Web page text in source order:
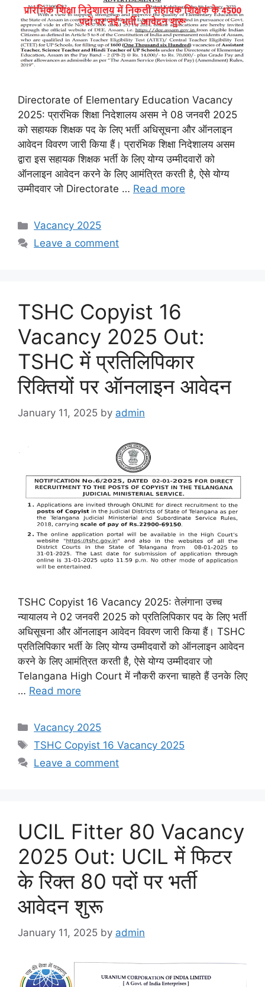
Directorate of Elementary Education Vacancy
2025: प्रारंभिक शिक्षा निदेशालय असम ने 08 जनवरी 2025
को सहायक शिक्षक पद के लिए भर्ती अधिसूचना और ऑनलाइन
आवेदन विवरण जारी किया हैं। प्रारंभिक शिक्षा निदेशालय असम
द्वारा इस सहायक शिक्षक भर्ती के लिए योग्य उम्मीदवारों को
ऑनलाइन आवेदन करने के लिए आमंत्रित करती है, ऐसे योग्य
उम्मीदवार जो Directorate … Read more
Categories
Vacancy 2025
Leave a comment
TSHC Copyist 16
Vacancy 2025 Out:
TSHC में प्रतिलिपिकार
रिक्तियों पर ऑनलाइन आवेदन
January 11, 2025 by admin
TSHC Copyist 16 Vacancy 2025: तेलंगाना उच्च
न्यायालय ने 02 जनवरी 2025 को प्रतिलिपिकार पद के लिए भर्ती
अधिसूचना और ऑनलाइन आवेदन विवरण जारी किया हैं। TSHC
प्रतिलिपिकार भर्ती के लिए योग्य उम्मीदवारों को ऑनलाइन आवेदन
करने के लिए आमंत्रित करती है, ऐसे योग्य उम्मीदवार जो
Telangana High Court में नौकरी करना चाहते हैं उनके लिए
… Read more
Categories
Vacancy 2025
Tags
TSHC Copyist 16 Vacancy 2025
Leave a comment
UCIL Fitter 80 Vacancy
2025 Out: UCIL में फिटर
के रिक्त 80 पदों पर भर्ती
आवेदन शुरू
January 11, 2025 by admin